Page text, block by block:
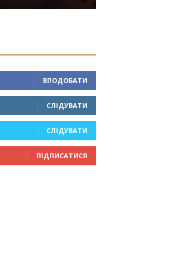
ВПОДОБАТИ
СЛІДУВАТИ
СЛІДУВАТИ
ПІДПИСАТИСЯ